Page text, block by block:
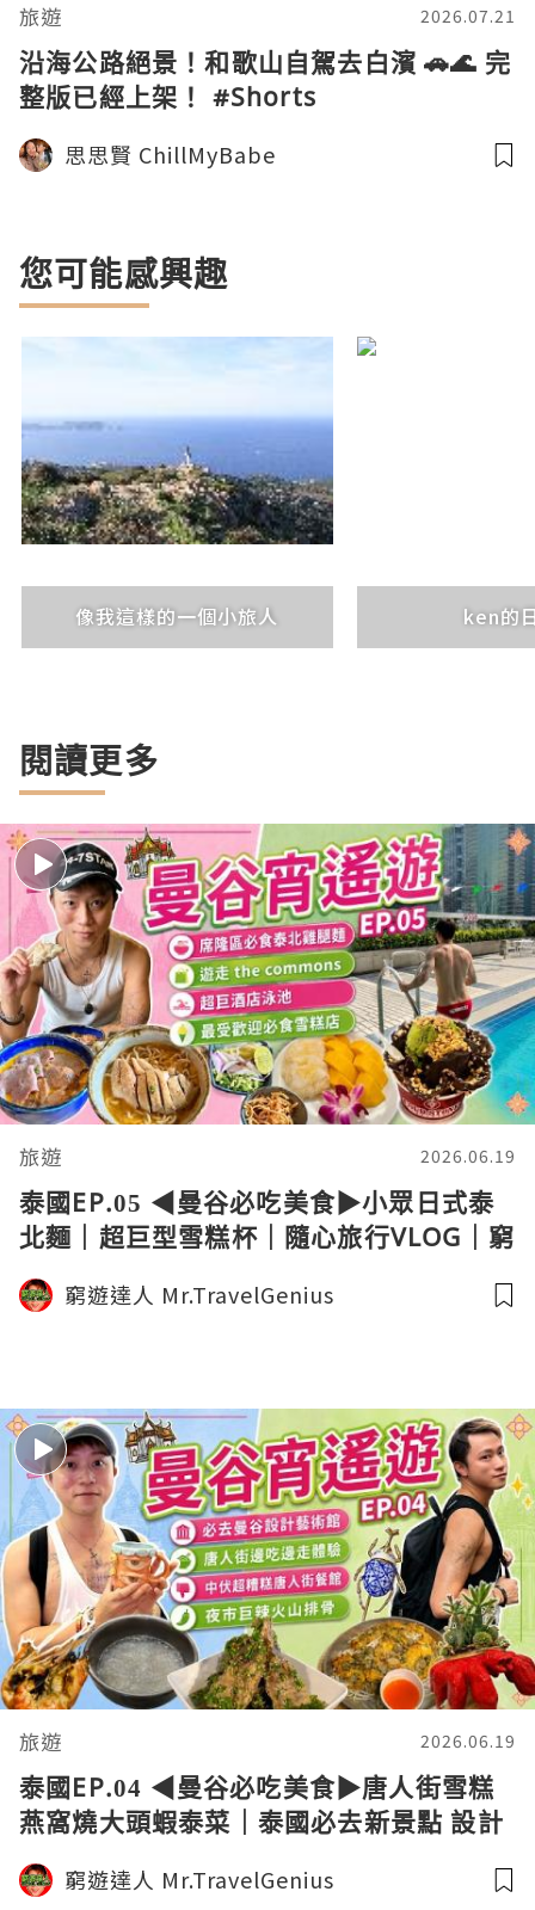
旅遊 2026.07.21
沿海公路絕景！和歌山自駕去白濱 🚗🌊 完
整版已經上架！ #Shorts
思思賢 ChillMyBabe
您可能感興趣
像我這樣的一個小旅人 ken的
閱讀更多
旅遊 2026.06.19
泰國EP.05 ◀︎曼谷必吃美食▶︎小眾日式泰
北麵｜超巨型雪糕杯｜隨心旅行VLOG｜窮
遊達人4K中字
窮遊達人 Mr.TravelGenius
旅遊 2026.06.19
泰國EP.04 ◀︎曼谷必吃美食▶︎唐人街雪糕
燕窩燒大頭蝦泰菜｜泰國必去新景點 設計
藝術中心｜夜市爆辣火山排骨｜隨心旅行
VLOG｜窮遊達人4K中字
窮遊達人 Mr.TravelGenius